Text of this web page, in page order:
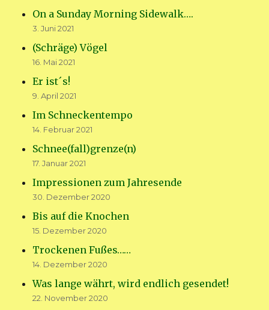
On a Sunday Morning Sidewalk….
3. Juni 2021
(Schräge) Vögel
16. Mai 2021
Er ist´s!
9. April 2021
Im Schneckentempo
14. Februar 2021
Schnee(fall)grenze(n)
17. Januar 2021
Impressionen zum Jahresende
30. Dezember 2020
Bis auf die Knochen
15. Dezember 2020
Trockenen Fußes……
14. Dezember 2020
Was lange währt, wird endlich gesendet!
22. November 2020